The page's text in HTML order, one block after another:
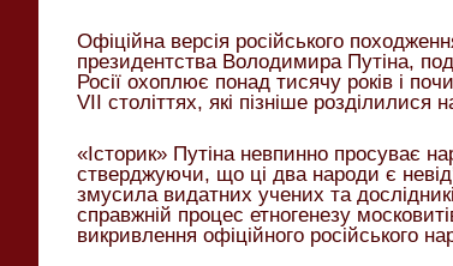
Офіційна версія російського
президентства Володимира Путіна,
Росії охоплює понад тисячу років і
VII століттях, які пізніше розділилися
«Історик» Путіна невпинно просуває
стверджуючи, що ці два народи є
змусила видатних учених та
справжній процес етногенезу
викривлення офіційного російського